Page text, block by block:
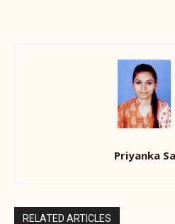
Priyanka
RELATED ARTICLES